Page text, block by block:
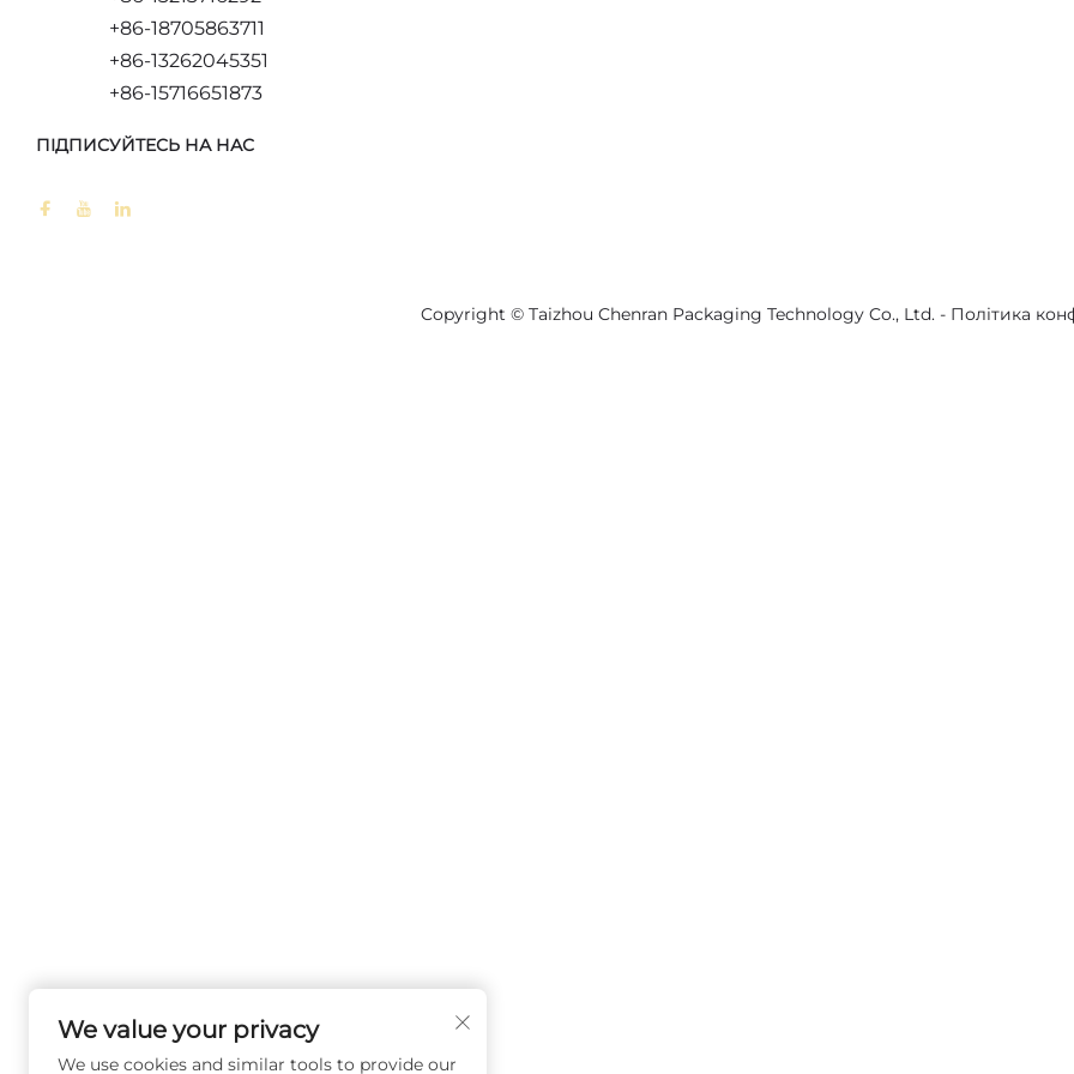
+86-18705863711
+86-13262045351
+86-15716651873
ПІДПИСУЙТЕСЬ НА НАС
Copyright © Taizhou Chenran Packaging Technology Co., Ltd. - Політика
We value your privacy
We use cookies and similar tools to provide our